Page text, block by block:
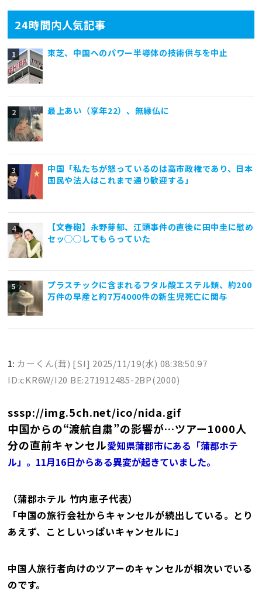
24時間内人気記事
東芝、中国へのパワー半導体の技術供与を中止
最上あい（享年22）、無縁仏に
中国「私たちが怒っているのは高市政権であり、日本
国民や法人はこれまで通り歓迎する」
【文春砲】永野芽郁、江頭事件の直後に田中圭に慰め
セッ◯◯してもらっていた
プラスチックに含まれるフタル酸エステル類、約200
万件の早産と約7万4000件の新生児死亡に関与
1: カーくん(茸) [SI] 2025/11/19(水) 08:38:50.97
ID:cKR6W/I20 BE:271912485-2BP(2000)
sssp://img.5ch.net/ico/nida.gif
中国からの“渡航自粛”の影響が…ツアー1000人
分の直前キャンセル愛知県蒲郡市にある「蒲郡ホテ
ル」。11月16日からある異変が起きていました。
（蒲郡ホテル 竹内恵子代表）
「中国の旅行会社からキャンセルが続出している。とり
あえず、ことしいっぱいキャンセルに」
中国人旅行者向けのツアーのキャンセルが相次いでいる
のです。